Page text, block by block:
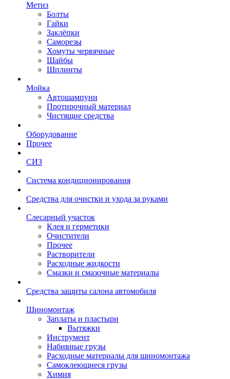
Метиз
Болты
Гайки
Заклёпки
Саморезы
Хомуты червячные
Шайбы
Шплинты
Мойка
Автошампуни
Протирочный материал
Чистящие средства
Оборудование
Прочее
СИЗ
Система кондиционирования
Средства для очистки и ухода за руками
Слесарный участок
Клея и герметики
Очистители
Прочее
Растворители
Расходные жидкости
Смазки и смазочные материалы
Средства защиты салона автомобиля
Шиномонтаж
Заплаты и пластыри
Вытяжки
Инструмент
Набивные грузы
Расходные материалы для шиномонтажа
Самоклеющиеся грузы
Химия